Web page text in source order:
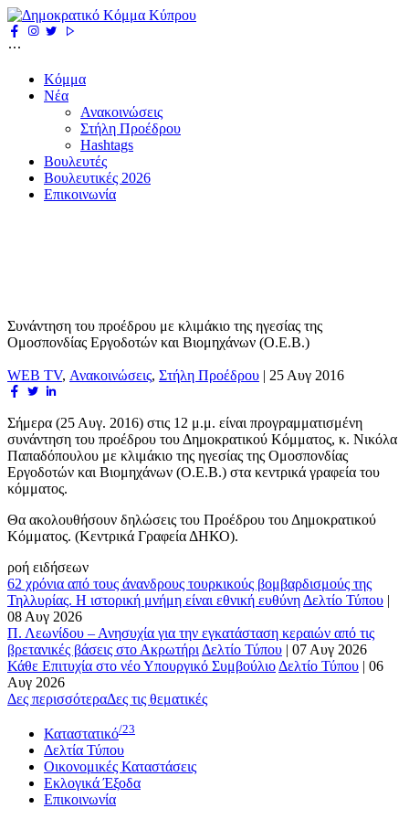
Κόμμα
Νέα
Ανακοινώσεις
Στήλη Προέδρου
Hashtags
Βουλευτές
Βουλευτικές 2026
Επικοινωνία
Συνάντηση του προέδρου με κλιμάκιο της ηγεσίας της
Ομοσπονδίας Εργοδοτών και Βιομηχάνων (Ο.Ε.Β.)
WEB TV, Ανακοινώσεις, Στήλη Προέδρου | 25 Αυγ 2016
Σήμερα (25 Αυγ. 2016) στις 12 μ.μ. είναι προγραμματισμένη
συνάντηση του προέδρου του Δημοκρατικού Κόμματος, κ. Νικόλα
Παπαδόπουλου με κλιμάκιο της ηγεσίας της Ομοσπονδίας
Εργοδοτών και Βιομηχάνων (Ο.Ε.Β.) στα κεντρικά γραφεία του
κόμματος.
Θα ακολουθήσουν δηλώσεις του Προέδρου του Δημοκρατικού
Κόμματος. (Κεντρικά Γραφεία ΔΗΚΟ).
ροή ειδήσεων
62 χρόνια από τους άνανδρους τουρκικούς βομβαρδισμούς της
Τηλλυρίας. Η ιστορική μνήμη είναι εθνική ευθύνη Δελτίο Τύπου |
08 Αυγ 2026
Π. Λεωνίδου – Ανησυχία για την εγκατάσταση κεραιών από τις
βρετανικές βάσεις στο Ακρωτήρι Δελτίο Τύπου | 07 Αυγ 2026
Κάθε Επιτυχία στο νέο Υπουργικό Συμβούλιο Δελτίο Τύπου | 06
Αυγ 2026
Δες περισσότεραΔες τις θεματικές
Καταστατικό/23
Δελτία Τύπου
Οικονομικές Καταστάσεις
Εκλογικά Έξοδα
Επικοινωνία